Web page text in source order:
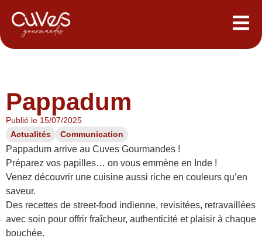
Pappadum
Publié le 15/07/2025
Actualités
Communication
Pappadum arrive au Cuves Gourmandes !
Préparez vos papilles… on vous emmène en Inde !
Venez découvrir une cuisine aussi riche en couleurs qu’en
saveur.
Des recettes de street-food indienne, revisitées, retravaillées
avec soin pour offrir fraîcheur, authenticité et plaisir à chaque
bouchée.